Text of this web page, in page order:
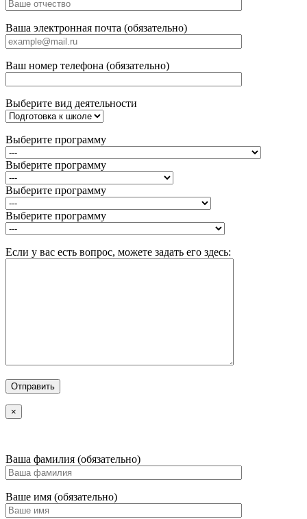
Ваша электронная почта (обязательно)
Ваш номер телефона (обязательно)
Выберите вид деятельности
Выберите программу
Выберите программу
Выберите программу
Выберите программу
Если у вас есть вопрос, можете задать его здесь:
×
Ваша фамилия (обязательно)
Ваше имя (обязательно)